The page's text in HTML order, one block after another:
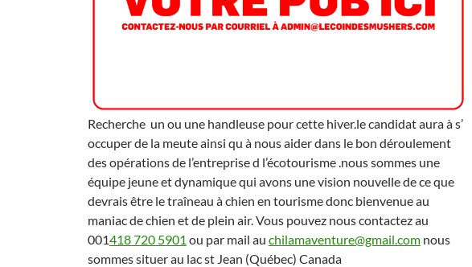
Recherche un ou une handleuse pour cette hiver.le candidat aura à s’
occuper de la meute ainsi qu à nous aider dans le bon déroulement
des opérations de l’entreprise d l’écotourisme .nous sommes une
équipe jeune et dynamique qui avons une vision nouvelle de ce que
devrais être le traîneau à chien en tourisme donc bienvenue au
maniac de chien et de plein air. Vous pouvez nous contactez au
001418 720 5901 ou par mail au chilamaventure@gmail.comnous
sommes situer au lac st Jean (Québec) Canada